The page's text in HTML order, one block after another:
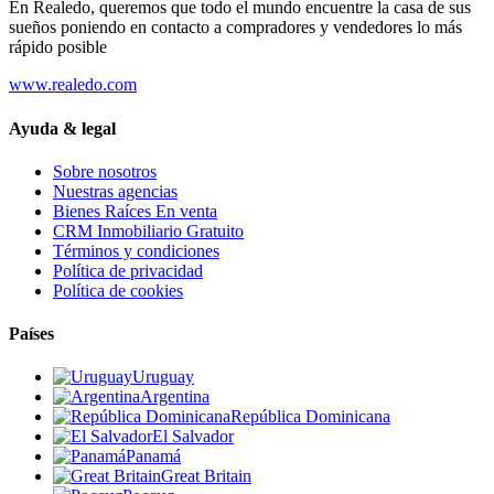
En Realedo, queremos que todo el mundo encuentre la casa de sus
sueños poniendo en contacto a compradores y vendedores lo más
rápido posible
www.realedo.com
Ayuda & legal
Sobre nosotros
Nuestras agencias
Bienes Raíces En venta
CRM Inmobiliario Gratuito
Términos y condiciones
Política de privacidad
Política de cookies
Países
Uruguay
Argentina
República Dominicana
El Salvador
Panamá
Great Britain